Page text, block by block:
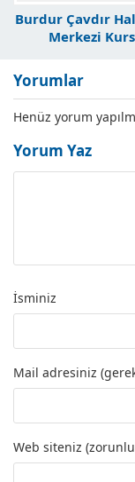
Burdur Çavdır
Merkezi
Yorumlar
Henüz yorum
Yorum Yaz
İsminiz
Mail adresiniz
Web siteniz